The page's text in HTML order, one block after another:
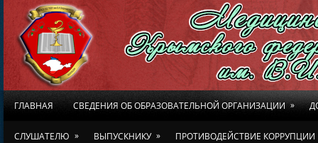
ГЛАВНАЯ СВЕДЕНИЯ ОБ ОБРАЗОВАТЕЛЬНОЙ ОРГАНИЗАЦИИ »
СЛУШАТЕЛЮ » ВЫПУСКНИКУ » ПРОТИВОДЕЙСТВИЕ КОРРУПЦИИ